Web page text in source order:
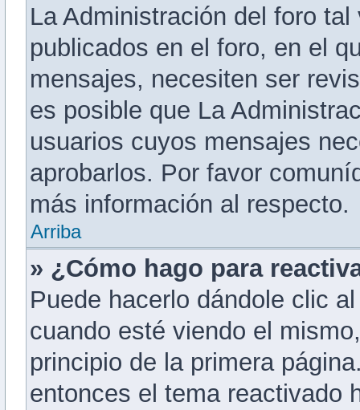
La Administración del foro
publicados en el foro, en el
mensajes, necesiten ser
es posible que La
usuarios cuyos mensajes
aprobarlos. Por favor
más información al respecto.
Arriba
» ¿Cómo hago para
Puede hacerlo dándole clic
cuando esté viendo el
principio de la primera
entonces el tema reactivado